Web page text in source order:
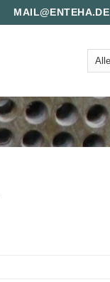
MAIL@ENTEHA.DE